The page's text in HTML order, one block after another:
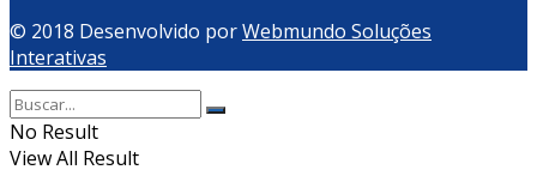
© 2018 Desenvolvido porWebmundo Soluções
Interativas
No Result
View All Result